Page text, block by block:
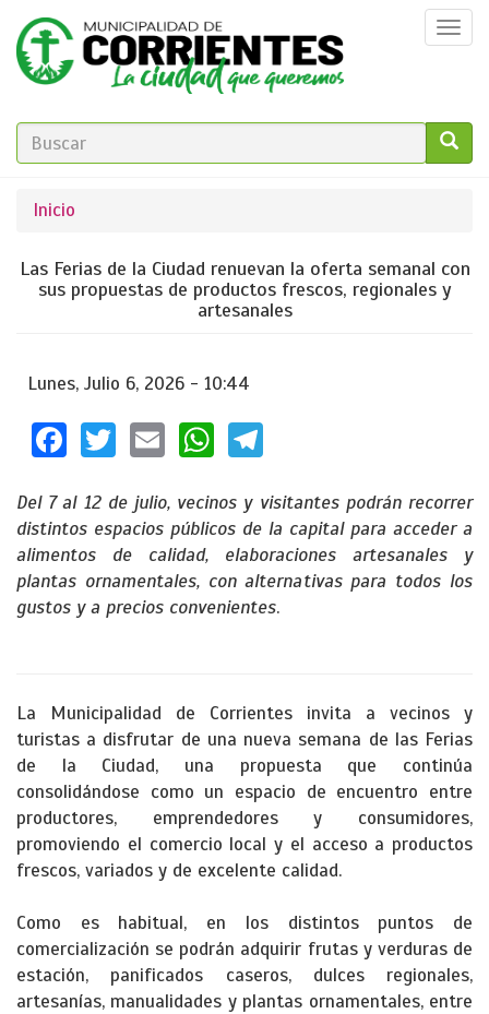
Pasar
contenido
principal
FORMULARIO
BÚSQUEDA
Se
encuentra
usted
Inicio
Las Ferias de la Ciudad renuevan la oferta semanal con
sus propuestas de productos frescos, regionales y
artesanales
Lunes, Julio 6, 2026 - 10:44
Facebook
TwitterEmailWhatsApp
Del 7 al 12 de julio, vecinos y visitantes podrán recorrer
distintos espacios públicos de la capital para acceder a
alimentos de calidad, elaboraciones artesanales y
plantas ornamentales, con alternativas para todos los
gustos y a precios convenientes.
La Municipalidad de Corrientes invita a vecinos y
turistas a disfrutar de una nueva semana de las Ferias
de la Ciudad, una propuesta que continúa
consolidándose como un espacio de encuentro entre
productores, emprendedores y consumidores,
promoviendo el comercio local y el acceso a productos
frescos, variados y de excelente calidad.
Como es habitual, en los distintos puntos de
comercialización se podrán adquirir frutas y verduras de
estación, panificados caseros, dulces regionales,
artesanías, manualidades y plantas ornamentales, entre